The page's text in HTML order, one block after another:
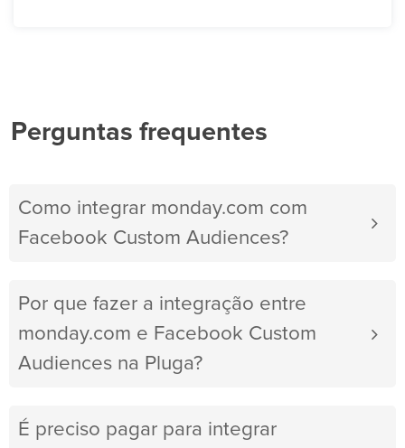
Perguntas frequentes
Como integrar monday.com com
Facebook Custom Audiences?
Por que fazer a integração entre
monday.com e Facebook Custom
Audiences na Pluga?
É preciso pagar para integrar